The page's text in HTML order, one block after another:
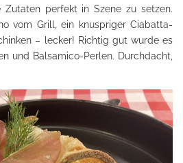
Zutaten perfekt in Szene zu setzen.
vom Grill, ein knuspriger Ciabatta-
– lecker! Richtig gut wurde es
und Balsamico-Perlen. Durchdacht,